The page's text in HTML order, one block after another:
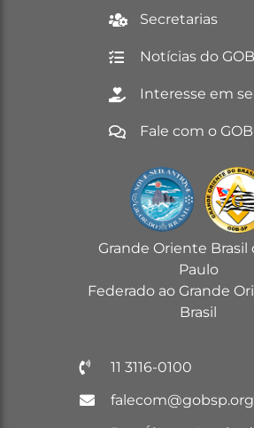
Secretarias
Notícias do
Interesse em
Fale com o
Grande Oriente Brasil
Paulo
Federado ao Grande
Brasil
11 3116-0100